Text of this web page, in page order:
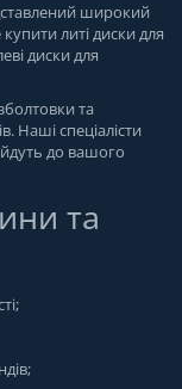
широкий
литі диски для
диски для
та
Наші спеціалісти
до вашого
та